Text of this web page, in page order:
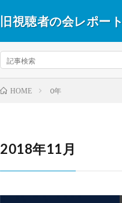
旧視聴者の会レポート
HOME 0年
2018年11月